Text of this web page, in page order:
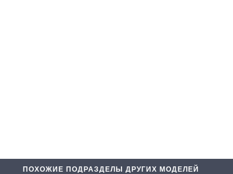
ПОХОЖИЕ ПОДРАЗДЕЛЫ ДРУГИХ МОДЕЛЕЙ